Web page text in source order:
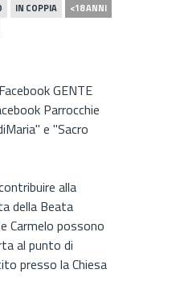
IN COPPIA
<18 ANNI
GENTE
Parrocchie
e "Sacro
alla
della Beata
Carmelo possono
al punto di
presso la Chiesa